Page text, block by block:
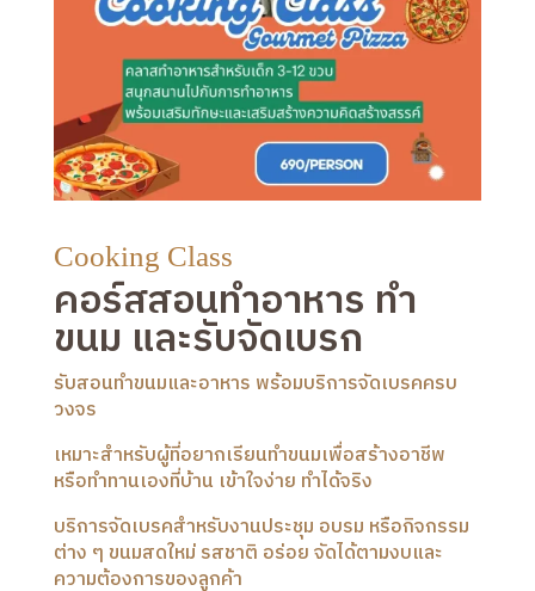
Cooking Class
คอร์สสอนทำอาหาร ทำ
ขนม และรับจัดเบรก
รับสอนทำขนมและอาหาร พร้อมบริการจัดเบรคครบ
วงจร
เหมาะสำหรับผู้ที่อยากเรียนทำขนมเพื่อสร้างอาชีพ
หรือทำทานเองที่บ้าน เข้าใจง่าย ทำได้จริง
บริการจัดเบรคสำหรับงานประชุม อบรม หรือกิจกรรม
ต่าง ๆ ขนมสดใหม่ รสชาติ อร่อย จัดได้ตามงบและ
ความต้องการของลูกค้า